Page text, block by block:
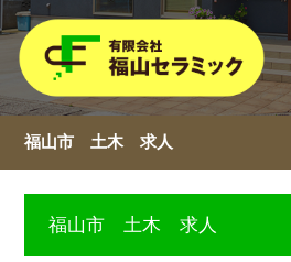
福山市 土木 求人
福山市 土木 求人